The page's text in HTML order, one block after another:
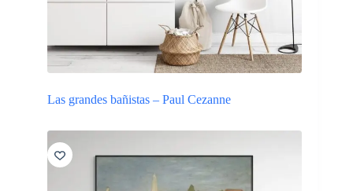
Las grandes bañistas – Paul Cezanne